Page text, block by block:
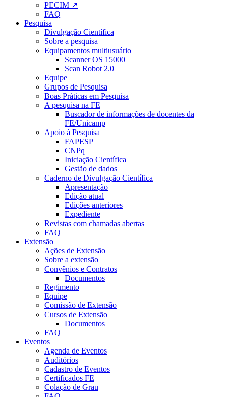
PECIM ↗
FAQ
Pesquisa
Divulgação Científica
Sobre a pesquisa
Equipamentos multiusuário
Scanner OS 15000
Scan Robot 2.0
Equipe
Grupos de Pesquisa
Boas Práticas em Pesquisa
A pesquisa na FE
Buscador de informações de docentes da
FE/Unicamp
Apoio à Pesquisa
FAPESP
CNPq
Iniciação Científica
Gestão de dados
Caderno de Divulgação Científica
Apresentação
Edição atual
Edições anteriores
Expediente
Revistas com chamadas abertas
FAQ
Extensão
Ações de Extensão
Sobre a extensão
Convênios e Contratos
Documentos
Regimento
Equipe
Comissão de Extensão
Cursos de Extensão
Documentos
FAQ
Eventos
Agenda de Eventos
Auditórios
Cadastro de Eventos
Certificados FE
Colação de Grau